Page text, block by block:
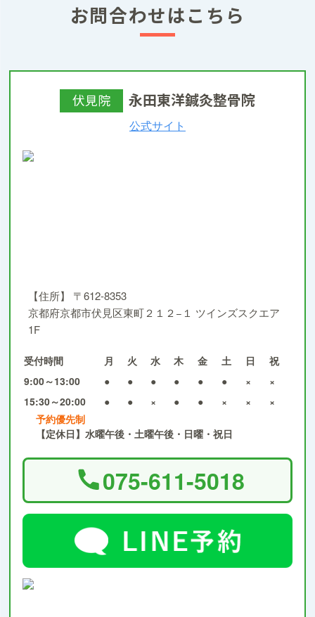
お問合わせはこちら
伏見院 永田東洋鍼灸整骨院
公式サイト
【住所】
〒612-8353
京都府京都市伏見区東町２１２−１ ツインズスクエア
1F
受付時間 月 火 水 木 金 土 日
祝
9:00～13:00
● ● ● ● ● ● ×
×
15:30～20:00
● ● × ● ● × ×
×
予約優先制
【定休日】水曜午後・土曜午後・日曜・祝日
075-611-5018